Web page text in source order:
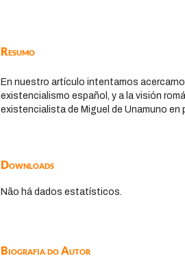
Resumo
En nuestro artículo intentamos
existencialismo español, y a la visión
existencialista de Miguel de Unamuno en
Downloads
Não há dados estatísticos.
Biografia do Autor